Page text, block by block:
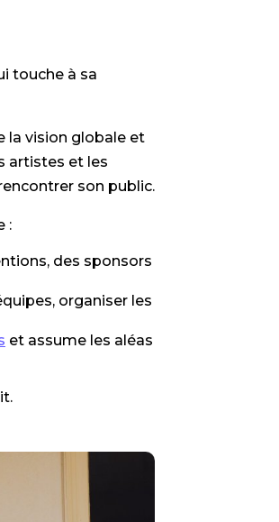
touche à sa
la vision globale et
artistes et les
son public.
:
des sponsors
organiser les
et assume les aléas